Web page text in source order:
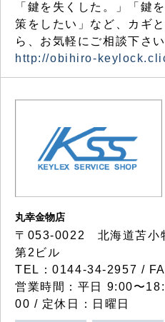
「鍵を失くした。」「鍵
策をしたい」など、カギ
ら、お気軽にご相談下さい
http://obihiro-
丸幸金物店
〒053-0022 北海道苫
第2ビル
TEL：0144-34-2957 /
営業時間：平日 9:00〜
00 / 定休日：日曜日